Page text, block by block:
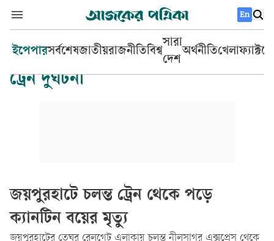
En
ইপেপারসর্বশেষজাতীয়রাজনীতিবিশ্ব
সারা
দেশ
অর্থনীতিখেলা
ট্রেন দুর্ঘটনা
জয়পুরহাটে চলন্ত ট্রেন থেকে পড়ে
ক্যানটিন বয়ের মৃত্যু
জয়পুরহাটের তেঘর রেলগেট এলাকায় চলন্ত নীলসাগর এক্সপ্রেস থেকে